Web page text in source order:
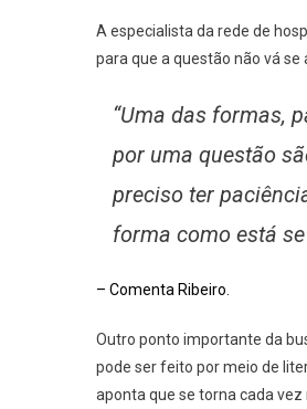
A especialista da rede de
para que a questão não vá se
“Uma das formas,
por uma questão
preciso ter
forma como está
– Comenta Ribeiro.
Outro ponto importante da
pode ser feito por meio de
aponta que se torna cada vez